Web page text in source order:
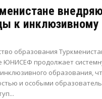
к инклюзивному
образования
ЮНИСЕФ продолжает
образования,
и особыми